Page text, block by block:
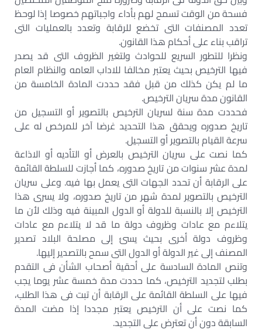
فسحة من الوقت تسمح لهم بأداء واجباتهم خصوصا إذا لوحظ
تعدد المصنفات التى تخضع للرقابة وتعدد بالعمليات التى
تراقب بناء على أحكام هذا القانون.
ونظرا للتطور السريع للحوادث ولتغير الظروف التى قد يصدر
فيها الترخيص بحيث يعتبر مخالفا للاداب العامه والنظام العام
ما لم يكن كذلك من قبل فقد حددت المادة الخامسة من
القانون مدة سريان الترخيص.
فحددت مدة سنة لسريان الترخيص بالتصوير أو التسجيل من
تاريخ صدوره ويحقق هذا التحديد غرضا آخر للمرخص له على
سرعة القيام بالتصوير أو التسجيل.
كما نصت على سريان الترخيص بالعرض أو التأديه أو الاذاعة
لمدة عشر سنوات من تاريخ صدوره، كما أجازت للسلطة القائمة
على الرقابة أن تحدد الجهات التى يعمل بها فيه. وعلى سريان
الترخيص بالتصوير لمدة شهر من تاريخ صدوره، ولا يسرى هذا
الترخيص إلا بالنسبة للدولة أو الدول المبينة فيه وذلك لأن ما
يتلاءم مع عادات وظروف دولة ما قد لا يتلاءم مع عادات
وظروف دولة أخرى بحيث يسئ إلى مصلحة البلاد تصدير
المصنف إلى غير الدولة أو الدول التى سمح بالتصدير إليها.
وتنص المادة السادسة على أحقية أصحاب الشأن فى التقدم
بطلب لتجديد الترخيص، كما حددت مدة خمسة عشر يوما يجب
فيها على السلطة القائمة على الرقابة أن تبت فى هذا الطلب،
كما نصت على أن الترخيص يعتبر مجددا إذا مضت المدة
السابقة دون أن تعترض على التجديد.